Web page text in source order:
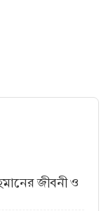
জীবনী ও